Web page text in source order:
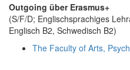
Outgoing über Erasmus+
(S/F/D; Englischsprachiges
Englisch B2, Schwedisch B2)
The Faculty of Arts,